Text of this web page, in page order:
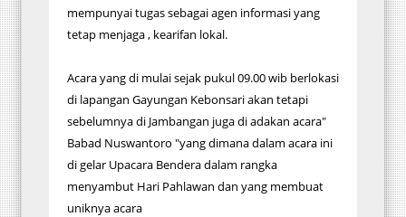
mempunyai tugas sebagai agen informasi yang
tetap menjaga , kearifan lokal.
Acara yang di mulai sejak pukul 09.00 wib berlokasi
di lapangan Gayungan Kebonsari akan tetapi
sebelumnya di Jambangan juga di adakan acara"
Babad Nuswantoro "yang dimana dalam acara ini
di gelar Upacara Bendera dalam rangka
menyambut Hari Pahlawan dan yang membuat
uniknya acara